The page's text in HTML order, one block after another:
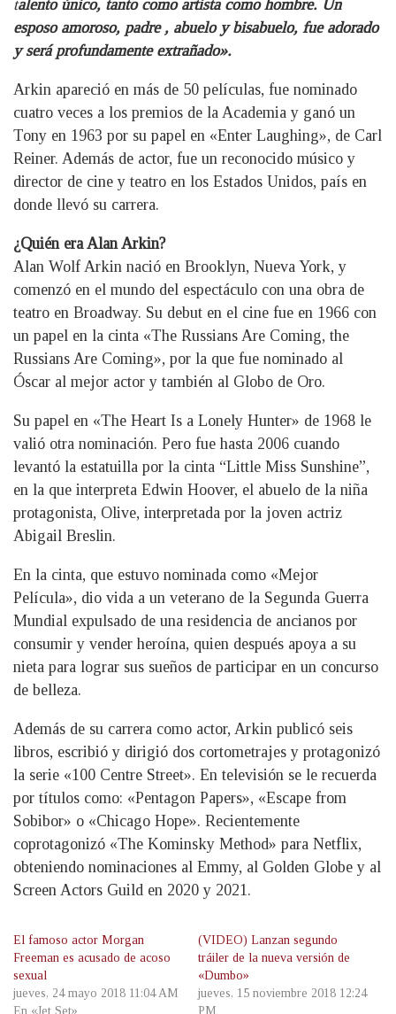
talento único, tanto como artista como hombre. Un
esposo amoroso, padre , abuelo y bisabuelo, fue adorado
y será profundamente extrañado».
Arkin apareció en más de 50 películas, fue nominado
cuatro veces a los premios de la Academia y ganó un
Tony en 1963 por su papel en «Enter Laughing», de Carl
Reiner. Además de actor, fue un reconocido músico y
director de cine y teatro en los Estados Unidos, país en
donde llevó su carrera.
¿Quién era Alan Arkin?
Alan Wolf Arkin nació en Brooklyn, Nueva York, y
comenzó en el mundo del espectáculo con una obra de
teatro en Broadway. Su debut en el cine fue en 1966 con
un papel en la cinta «The Russians Are Coming, the
Russians Are Coming», por la que fue nominado al
Óscar al mejor actor y también al Globo de Oro.
Su papel en «The Heart Is a Lonely Hunter» de 1968 le
valió otra nominación. Pero fue hasta 2006 cuando
levantó la estatuilla por la cinta “Little Miss Sunshine”,
en la que interpreta Edwin Hoover, el abuelo de la niña
protagonista, Olive, interpretada por la joven actriz
Abigail Breslin.
En la cinta, que estuvo nominada como «Mejor
Película», dio vida a un veterano de la Segunda Guerra
Mundial expulsado de una residencia de ancianos por
consumir y vender heroína, quien después apoya a su
nieta para lograr sus sueños de participar en un concurso
de belleza.
Además de su carrera como actor, Arkin publicó seis
libros, escribió y dirigió dos cortometrajes y protagonizó
la serie «100 Centre Street». En televisión se le recuerda
por títulos como: «Pentagon Papers», «Escape from
Sobibor» o «Chicago Hope». Recientemente
coprotagonizó «The Kominsky Method» para Netflix,
obteniendo nominaciones al Emmy, al Golden Globe y al
Screen Actors Guild en 2020 y 2021.
El famoso actor Morgan
Freeman es acusado de acoso
sexual
jueves, 24 mayo 2018 11:04 AM
En «Jet Set»
(VIDEO) Lanzan segundo
tráiler de la nueva versión de
«Dumbo»
jueves, 15 noviembre 2018 12:24
PM